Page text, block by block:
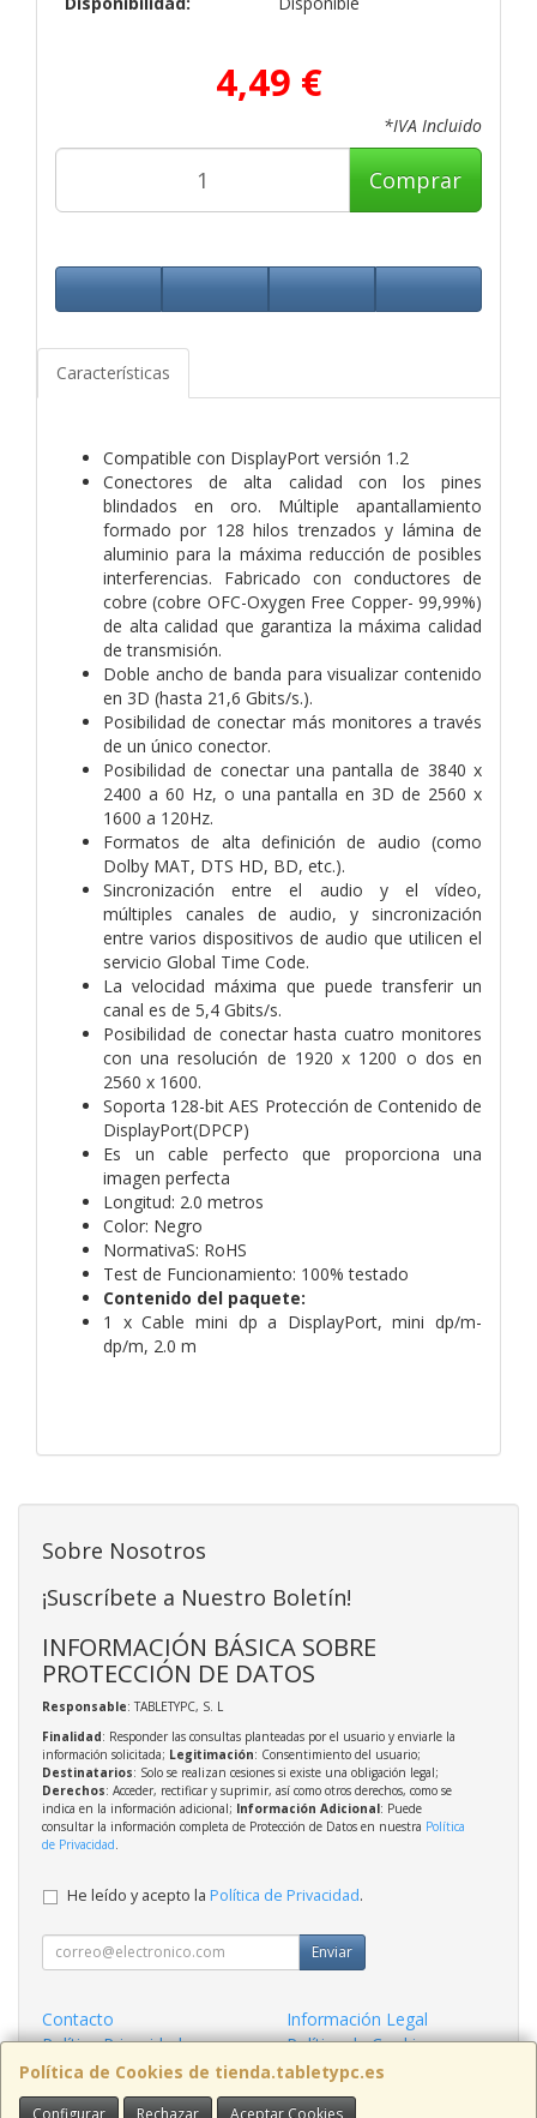
4,49 €
*IVA Incluido
Comprar
Características
Compatible con DisplayPort versión 1.2
Conectores de alta calidad con los pines
blindados en oro. Múltiple apantallamiento
formado por 128 hilos trenzados y lámina de
aluminio para la máxima reducción de posibles
interferencias. Fabricado con conductores de
cobre (cobre OFC-Oxygen Free Copper- 99,99%)
de alta calidad que garantiza la máxima calidad
de transmisión.
Doble ancho de banda para visualizar contenido
en 3D (hasta 21,6 Gbits/s.).
Posibilidad de conectar más monitores a través
de un único conector.
Posibilidad de conectar una pantalla de 3840 x
2400 a 60 Hz, o una pantalla en 3D de 2560 x
1600 a 120Hz.
Formatos de alta definición de audio (como
Dolby MAT, DTS HD, BD, etc.).
Sincronización entre el audio y el vídeo,
múltiples canales de audio, y sincronización
entre varios dispositivos de audio que utilicen el
servicio Global Time Code.
La velocidad máxima que puede transferir un
canal es de 5,4 Gbits/s.
Posibilidad de conectar hasta cuatro monitores
con una resolución de 1920 x 1200 o dos en
2560 x 1600.
Soporta 128-bit AES Protección de Contenido de
DisplayPort(DPCP)
Es un cable perfecto que proporciona una
imagen perfecta
Longitud: 2.0 metros
Color: Negro
NormativaS: RoHS
Test de Funcionamiento: 100% testado
Contenido del paquete:
1 x Cable mini dp a DisplayPort, mini dp/m-
dp/m, 2.0 m
Política de Cookies de tienda.tabletypc.es
Configurar Rechazar Aceptar Cookies
Sobre Nosotros
¡Suscríbete a Nuestro Boletín!
INFORMACIÓN BÁSICA SOBRE
PROTECCIÓN DE DATOS
Responsable: TABLETYPC, S. L
Finalidad: Responder las consultas planteadas por el usuario y enviarle la
información solicitada; Legitimación: Consentimiento del usuario;
Destinatarios: Solo se realizan cesiones si existe una obligación legal;
Derechos: Acceder, rectificar y suprimir, así como otros derechos, como se
indica en la información adicional; Información Adicional: Puede
consultar la información completa de Protección de Datos en nuestra Política
de Privacidad
He leído y acepto la Política de Privacidad.
Enviar
Contacto
Información Legal
Política Privacidad
Política de Cookies
Condiciones de Compra
Formas de Pago